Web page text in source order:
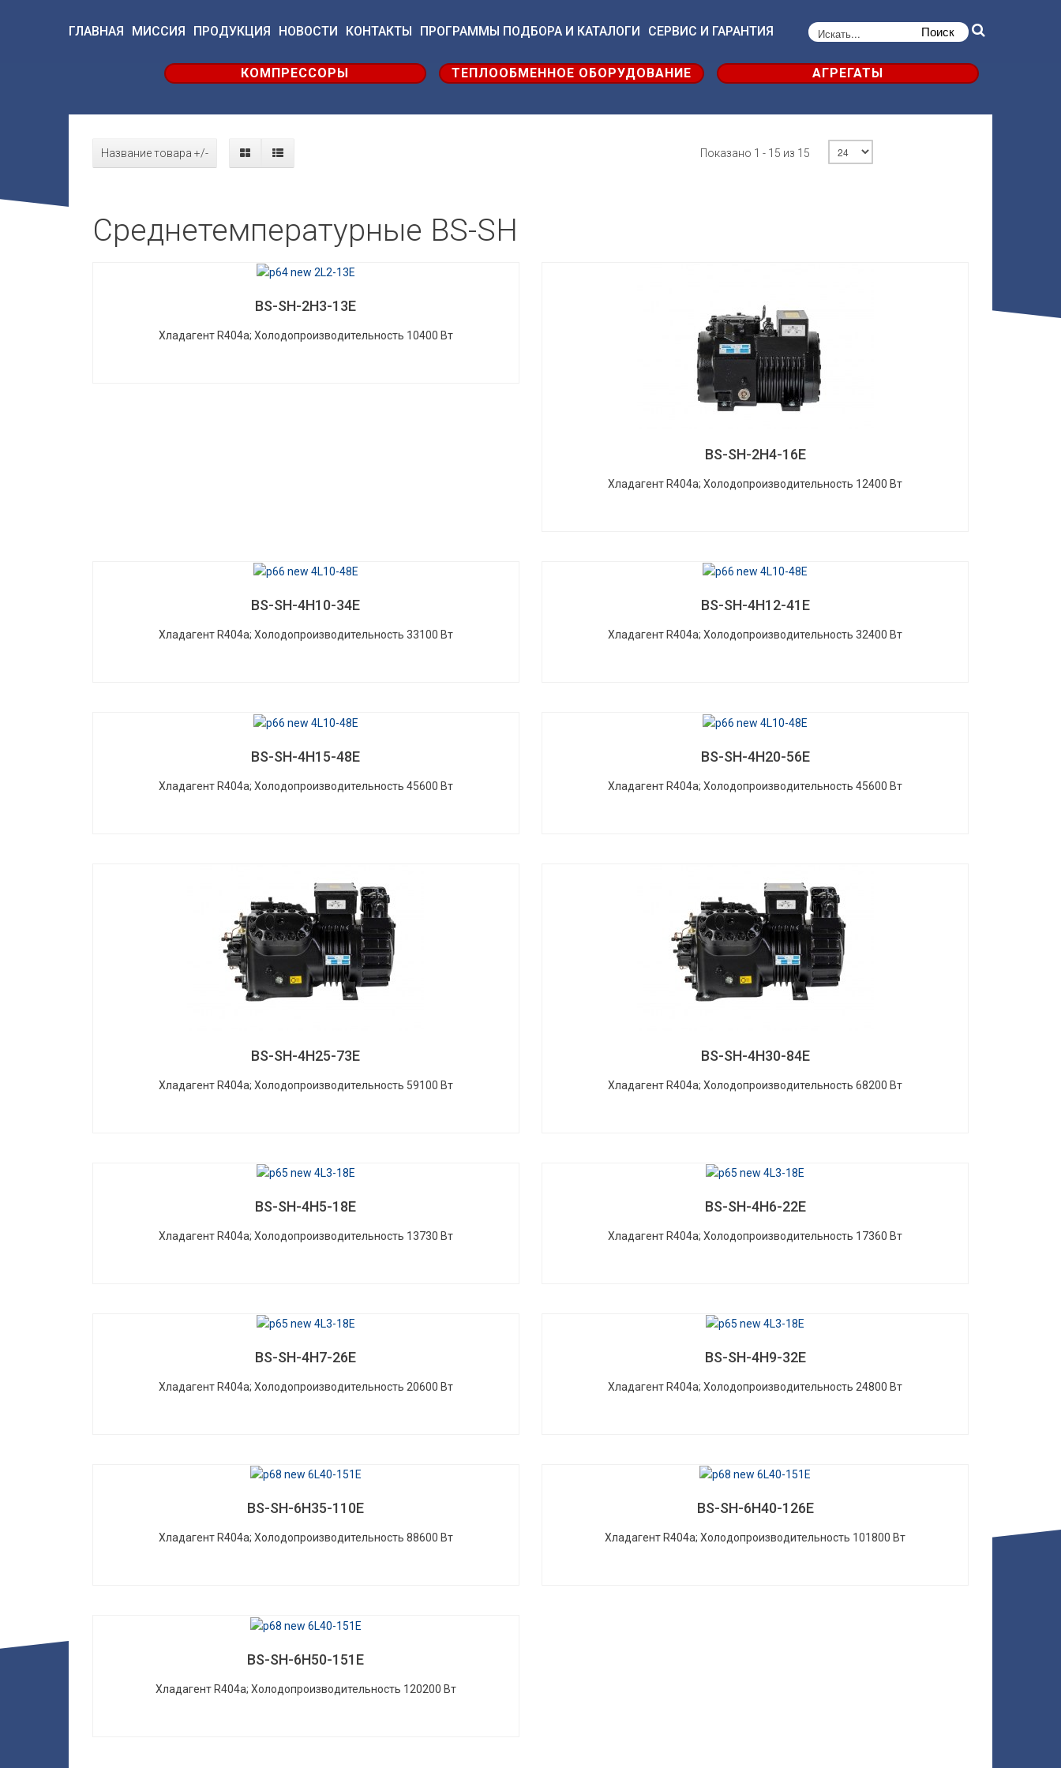
ГЛАВНАЯ МИССИЯ ПРОДУКЦИЯ НОВОСТИ КОНТАКТЫ ПРОГРАММЫ ПОДБОРА И КАТАЛОГИ СЕРВИС И ГАРАНТИЯ
КОМПРЕССОРЫ ТЕПЛООБМЕННОЕ ОБОРУДОВАНИЕ АГРЕГАТЫ
Название товара +/- Показано 1 - 15 из 15
Среднетемпературные BS-SH
BS-SH-2H3-13E
Хладагент R404a; Холодопроизводительность 10400 Вт
BS-SH-2H4-16E
Хладагент R404a; Холодопроизводительность 12400 Вт
BS-SH-4H10-34E
Хладагент R404a; Холодопроизводительность 33100 Вт
BS-SH-4H12-41E
Хладагент R404a; Холодопроизводительность 32400 Вт
BS-SH-4H15-48E
Хладагент R404a; Холодопроизводительность 45600 Вт
BS-SH-4H20-56E
Хладагент R404a; Холодопроизводительность 45600 Вт
BS-SH-4H25-73E
Хладагент R404a; Холодопроизводительность 59100 Вт
BS-SH-4H30-84E
Хладагент R404a; Холодопроизводительность 68200 Вт
BS-SH-4H5-18E
Хладагент R404a; Холодопроизводительность 13730 Вт
BS-SH-4H6-22E
Хладагент R404a; Холодопроизводительность 17360 Вт
BS-SH-4H7-26E
Хладагент R404a; Холодопроизводительность 20600 Вт
BS-SH-4H9-32E
Хладагент R404a; Холодопроизводительность 24800 Вт
BS-SH-6H35-110E
Хладагент R404a; Холодопроизводительность 88600 Вт
BS-SH-6H40-126E
Хладагент R404a; Холодопроизводительность 101800 Вт
BS-SH-6H50-151E
Хладагент R404a; Холодопроизводительность 120200 Вт